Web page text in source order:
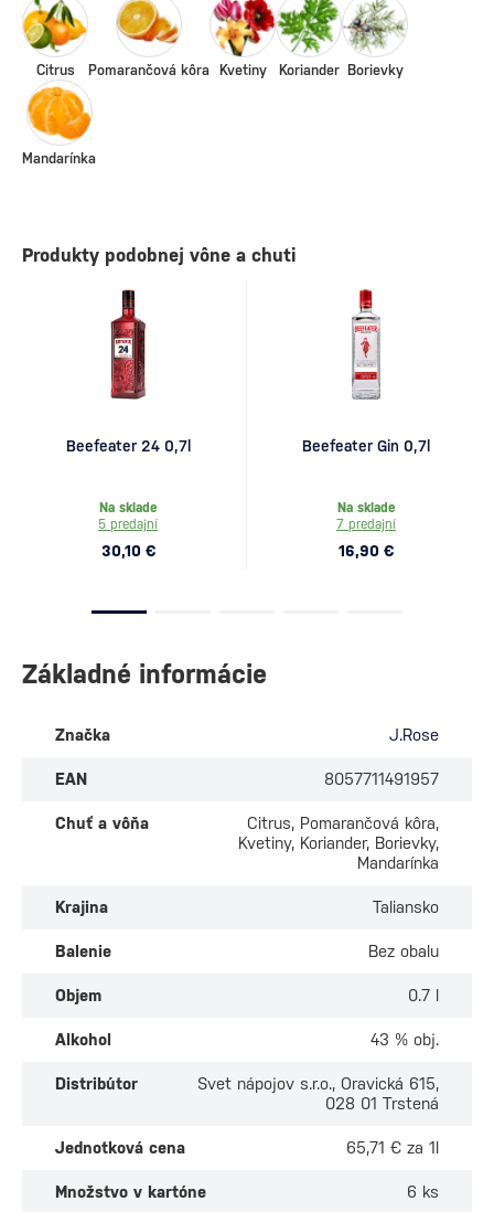
Citrus Pomarančová kôra Kvetiny Koriander Borievky
Mandarínka
Produkty podobnej vône a chuti
Beefeater 24 0,7l
Na sklade
5 predajní
30,10 €
Beefeater Gin 0,7l
Na sklade
7 predajní
16,90 €
Základné informácie
Značka J.Rose
EAN 8057711491957
Chuť a vôňa
Citrus, Pomarančová kôra,
Kvetiny, Koriander, Borievky,
Mandarínka
Krajina Taliansko
Balenie Bez obalu
Objem 0.7 l
Alkohol 43 % obj.
Distribútor
Svet nápojov s.r.o., Oravická 615,
028 01 Trstená
Jednotková cena 65,71 € za 1l
Množstvo v kartóne 6 ks